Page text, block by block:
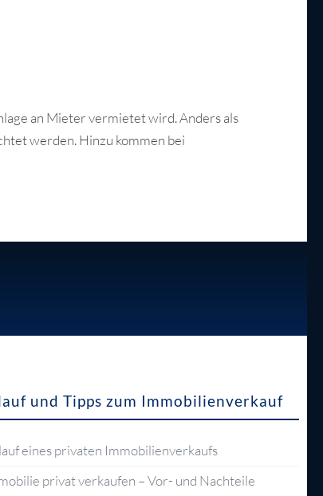
an Mieter vermietet wird. Anders als
werden. Hinzu kommen bei
und Tipps zum Immobilienverkauf
eines privaten Immobilienverkaufs
privat verkaufen – Vor- und Nachteile